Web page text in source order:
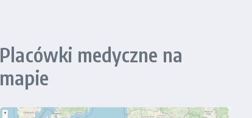
Placówki medyczne na
mapie